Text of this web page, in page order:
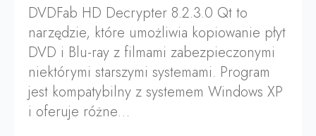
DVDFab HD Decrypter 8.2.3.0 Qt to
narzędzie, które umożliwia kopiowanie płyt
DVD i Blu-ray z filmami zabezpieczonymi
niektórymi starszymi systemami. Program
jest kompatybilny z systemem Windows XP
i oferuje różne…